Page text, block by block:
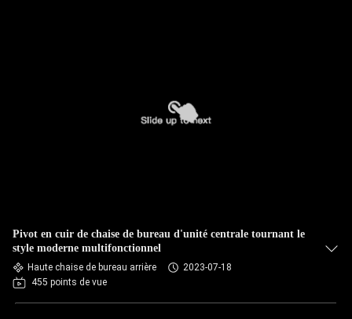
Pivot en cuir de chaise de bureau d'unité centrale tournant le
style moderne multifonctionnel
Haute chaise de bureau arrière
2023-07-18
455 points de vue